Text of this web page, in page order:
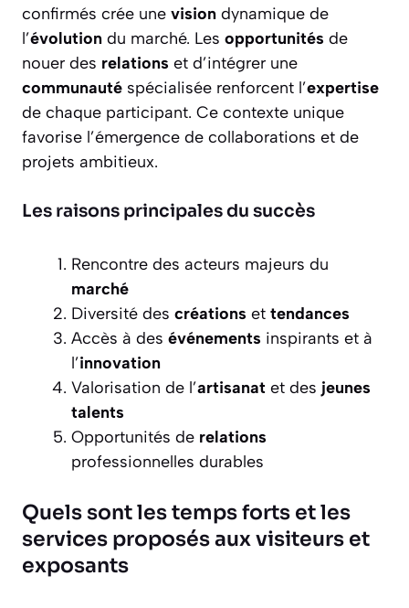
confirmés crée une vision dynamique de
l’évolution du marché. Les opportunités de
nouer des relations et d’intégrer une
communauté spécialisée renforcent l’expertise
de chaque participant. Ce contexte unique
favorise l’émergence de collaborations et de
projets ambitieux.
Les raisons principales du succès
Rencontre des acteurs majeurs du
marché
Diversité des créations et tendances
Accès à des événements inspirants et à
l’innovation
Valorisation de l’artisanat et des jeunes
talents
Opportunités de relations
professionnelles durables
Quels sont les temps forts et les
services proposés aux visiteurs et
exposants